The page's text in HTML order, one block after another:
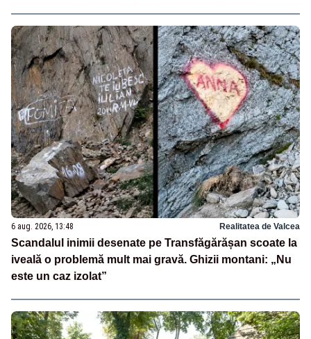
6 aug. 2026, 13:48 Realitatea de Valcea
Scandalul inimii desenate pe Transfăgărășan scoate la
iveală o problemă mult mai gravă. Ghizii montani: „Nu
este un caz izolat”